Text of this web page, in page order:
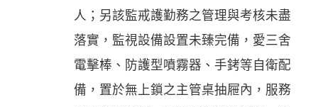
人；另該監戒護勤務之管理與考核未盡
落實，監視設備設置未臻完備，愛三舍
電擊棒、防護型噴霧器、手銬等自衛配
備，置於無上鎖之主管桌抽屜內，服務